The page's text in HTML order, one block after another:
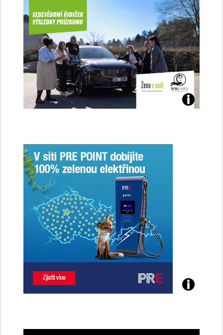
Jaké
Poznejte